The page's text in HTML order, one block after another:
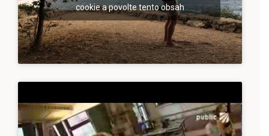
cookie a povolte tento obsah